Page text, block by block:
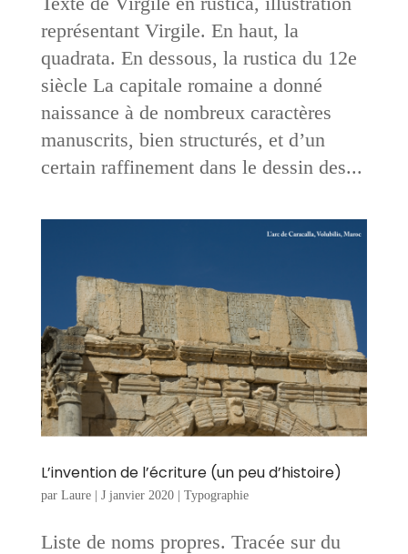
représentant Virgile. En haut, la
quadrata. En dessous, la rustica du 12e
siècle La capitale romaine a donné
naissance à de nombreux caractères
manuscrits, bien structurés, et d’un
certain raffinement dans le dessin des...
L’invention de l’écriture (un peu d’histoire)
par Laure| J janvier 2020| Typographie
Liste de noms propres. Tracée sur du